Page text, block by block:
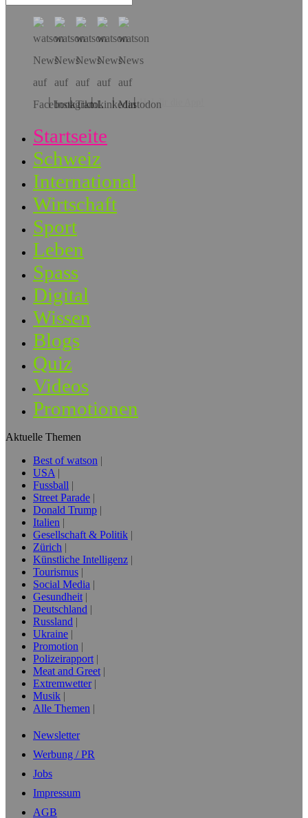
Hol dir die App!
Startseite
Schweiz
International
Wirtschaft
Sport
Leben
Spass
Digital
Wissen
Blogs
Quiz
Videos
Promotionen
Aktuelle Themen
Best of watson
USA
Fussball
Street Parade
Donald Trump
Italien
Gesellschaft & Politik
Zürich
Künstliche Intelligenz
Tourismus
Social Media
Gesundheit
Deutschland
Russland
Ukraine
Promotion
Polizeirapport
Meat and Greet
Extremwetter
Musik
Alle Themen
Newsletter
Werbung / PR
Jobs
Impressum
AGB